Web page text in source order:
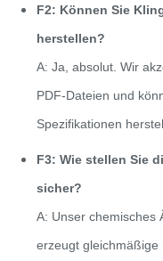
F2: Können Sie
herstellen?
A: Ja, absolut. Wir
PDF-Dateien und
Spezifikationen
F3: Wie stellen Sie
sicher?
A: Unser chemisches
erzeugt gleichmäßige